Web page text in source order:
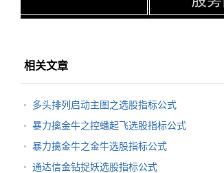
相关文章
多头排列启动主图之选股指标公式
暴力擒金牛之控蟠起飞选股指标公式
暴力擒金牛之金牛选股指标公式
通达信金钻捉妖选股指标公式